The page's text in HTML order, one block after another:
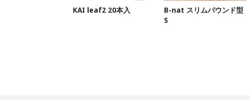
KAI leaf2 20本入
B-nat スリムパウンド型
S